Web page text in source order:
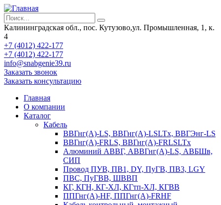
Калининградская обл., пос. Кутузово,ул. Промышленная, 1, к.
4
+7 (4012) 422-177
+7 (4012) 422-177
info@snabgenie39.ru
Заказать звонок
Заказать консультацию
Главная
О компании
Каталог
Кабель
ВВГнг(А)-LS, ВВГнг(А)-LSLTx, ВВГЭнг-LS
ВВГнг(А)-FRLS, ВВГнг(А)-FRLSLTx
Алюминий АВВГ, АВВГнг(А)-LS, АВБШв,
СИП
Провод ПУВ, ПВ1, DY, ПуГВ, ПВ3, LGY
ПВС, ПуГВВ, ШВВП
КГ, КГН, КГ-ХЛ, КГтп-ХЛ, КГВВ
ППГнг(А)-HF, ППГнг(А)-FRHF